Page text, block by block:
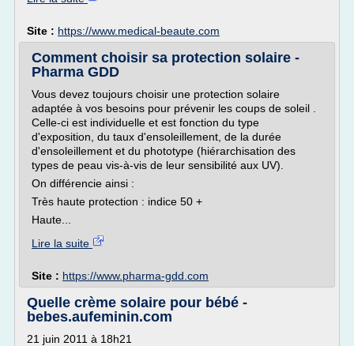
Site : https://www.medical-beaute.com
Comment choisir sa protection solaire -
Pharma GDD
Vous devez toujours choisir une protection solaire
adaptée à vos besoins pour prévenir les coups de soleil .
Celle-ci est individuelle et est fonction du type
d'exposition, du taux d'ensoleillement, de la durée
d'ensoleillement et du phototype (hiérarchisation des
types de peau vis-à-vis de leur sensibilité aux UV).
On différencie ainsi :
Très haute protection : indice 50 +
Haute...
Lire la suite
Site : https://www.pharma-gdd.com
Quelle crème solaire pour bébé -
bebes.aufeminin.com
21 juin 2011 à 18h21